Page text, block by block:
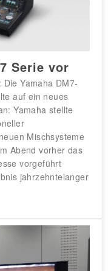
Serie vor
Yamaha DM7-
auf ein neues
Yamaha stellte
Mischsysteme
Abend vorher das
vorgeführt
jahrzehntelanger